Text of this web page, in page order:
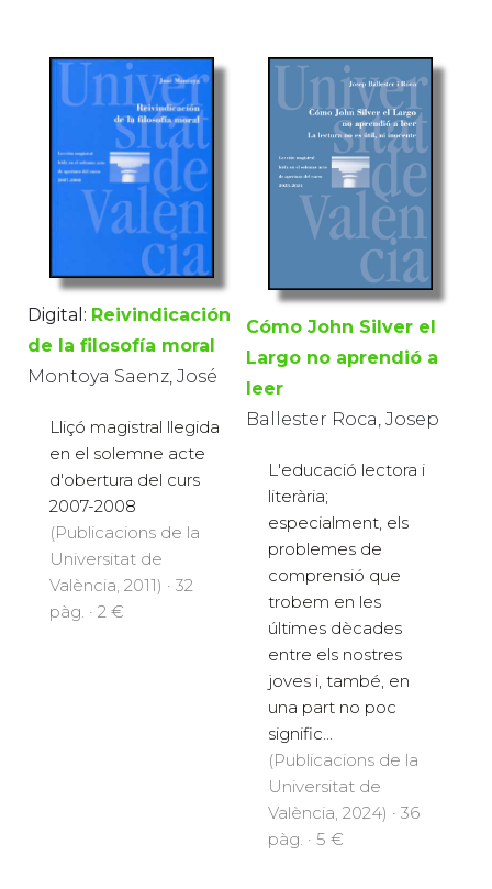
Digital: Reivindicación
de la filosofía moral
Montoya Saenz, José
Lliçó magistral llegida
en el solemne acte
d'obertura del curs
2007-2008
(Publicacions de la
Universitat de
València, 2011) · 32
pàg. · 2 €
Cómo John Silver el
Largo no aprendió a
leer
Ballester Roca, Josep
L'educació lectora i
literària;
especialment, els
problemes de
comprensió que
trobem en les
últimes dècades
entre els nostres
joves i, també, en
una part no poc
signific...
(Publicacions de la
Universitat de
València, 2024) · 36
pàg. · 5 €